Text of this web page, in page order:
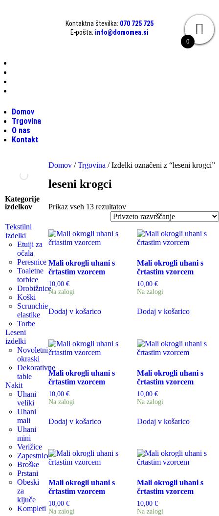
Kontaktna številka: 070 725 725
E-pošta: info@domomea.si
Domov
Trgovina
O nas
Kontakt
Kategorije
izdelkov
Tekstilni
izdelki
Etuiji za
očala
Peresnice
Toaletne
torbice
Drobižnice
Koški
Scrunchie
elastike
Torbe
Leseni
izdelki
Novoletni
okraski
Dekorativne
table
Nakit
Uhani
veliki
Uhani
mali
Uhani
mini
Verižice
Zapestnice
Broške
Prstani
Obeski
za
ključe
Kompleti
Domov/Trgovina / Izdelki označeni z “leseni krogci”
leseni krogci
Prikaz vseh 13 rezultatov
Mali okrogli uhani s
črtastim vzorcem
10,00 €
Na zalogi
Dodaj v košarico
Mali okrogli uhani s
črtastim vzorcem
10,00€
Na zalogi
Dodaj v košarico
Mali okrogli uhani s
črtastim vzorcem
10,00 €
Na zalogi
Dodaj v košarico
Mali okrogli uhani s
črtastim vzorcem
10,00€
Na zalogi
Dodaj v košarico
Mali okrogli uhani s
črtastim vzorcem
10,00 €
Na zalogi
Mali okrogli uhani s
črtastim vzorcem
10,00€
Na zalogi
0